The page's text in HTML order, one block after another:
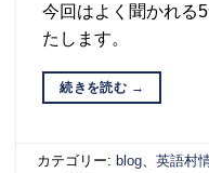
今回はよく聞かれる
たします。
続きを読む →
カテゴリー: blog、英語村